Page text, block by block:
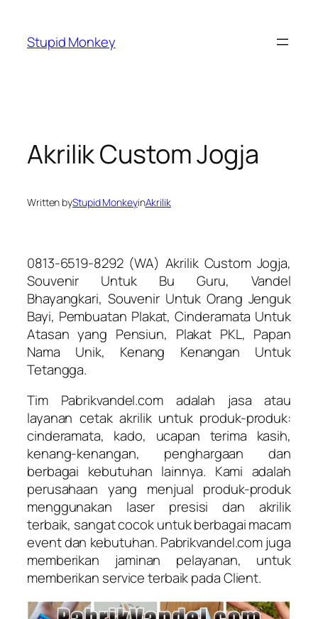
content
Stupid Monkey
Akrilik Custom Jogja
Written byStupid MonkeyinAkrilik
0813-6519-8292 (WA) Akrilik Custom Jogja,
Souvenir Untuk Bu Guru, Vandel
Bhayangkari, Souvenir Untuk Orang Jenguk
Bayi, Pembuatan Plakat, Cinderamata Untuk
Atasan yang Pensiun, Plakat PKL, Papan
Nama Unik, Kenang Kenangan Untuk
Tetangga.
Tim Pabrikvandel.com adalah jasa atau
layanan cetak akrilik untuk produk-produk:
cinderamata, kado, ucapan terima kasih,
kenang-kenangan, penghargaan dan
berbagai kebutuhan lainnya. Kami adalah
perusahaan yang menjual produk-produk
menggunakan laser presisi dan akrilik
terbaik, sangat cocok untuk berbagai macam
event dan kebutuhan. Pabrikvandel.com juga
memberikan jaminan pelayanan, untuk
memberikan service terbaik pada Client.